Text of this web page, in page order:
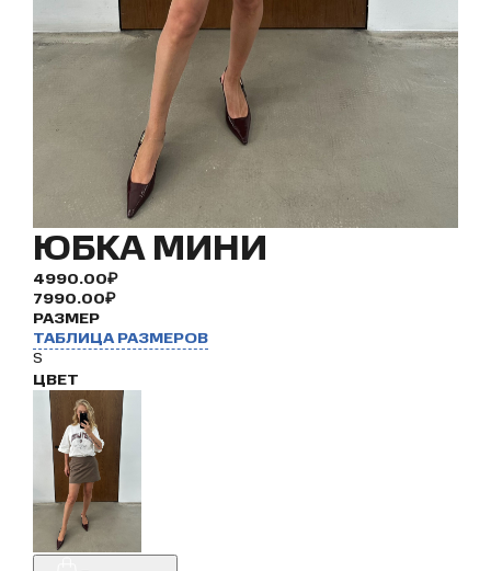
ЮБКА МИНИ
4990.00₽
7990.00₽
РАЗМЕР
ТАБЛИЦА РАЗМЕРОВ
S
ЦВЕТ